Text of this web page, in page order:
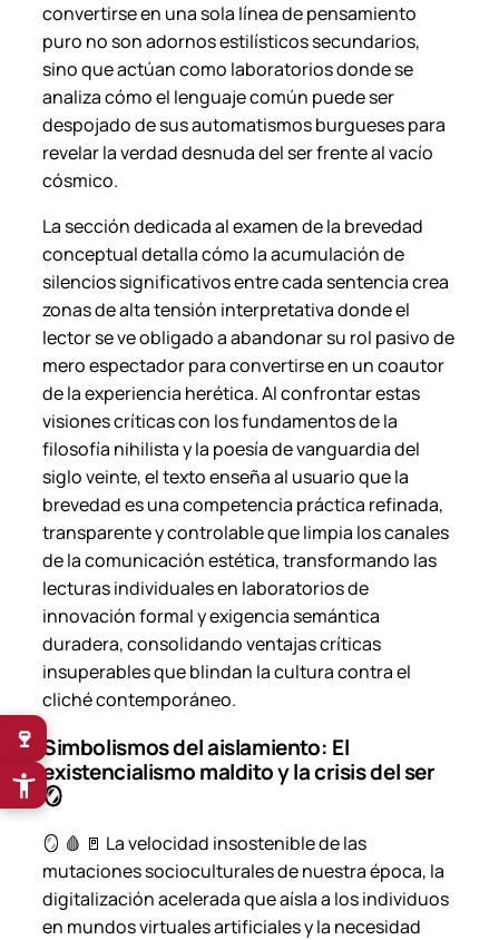
convertirse en una sola línea de pensamiento
puro no son adornos estilísticos secundarios,
sino que actúan como laboratorios donde se
analiza cómo el lenguaje común puede ser
despojado de sus automatismos burgueses para
revelar la verdad desnuda del ser frente al vacío
cósmico.
La sección dedicada al examen de la brevedad
conceptual detalla cómo la acumulación de
silencios significativos entre cada sentencia crea
zonas de alta tensión interpretativa donde el
lector se ve obligado a abandonar su rol pasivo de
mero espectador para convertirse en un coautor
de la experiencia herética. Al confrontar estas
visiones críticas con los fundamentos de la
filosofía nihilista y la poesía de vanguardia del
siglo veinte, el texto enseña al usuario que la
brevedad es una competencia práctica refinada,
transparente y controlable que limpia los canales
de la comunicación estética, transformando las
lecturas individuales en laboratorios de
innovación formal y exigencia semántica
duradera, consolidando ventajas críticas
insuperables que blindan la cultura contra el
cliché contemporáneo.
Simbolismos del aislamiento: El
existencialismo maldito y la crisis del ser
🪞
🪞 🩸 🚪 La velocidad insostenible de las
mutaciones socioculturales de nuestra época, la
digitalización acelerada que aísla a los individuos
en mundos virtuales artificiales y la necesidad
🍷